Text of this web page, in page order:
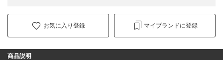
お気に入り登録 マイブランドに登録
商品説明